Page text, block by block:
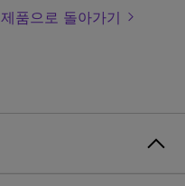
제품으로 돌아가기